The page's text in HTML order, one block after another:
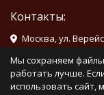
Контакты:
Москва, ул.
info@mirdetali.ru
Мы сохраняем файлы
работать лучше.
использовать сайт,